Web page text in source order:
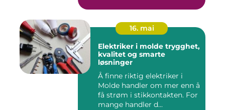
16. mai
Elektriker i molde trygghet,
kvalitet og smarte
løsninger
Å finne riktig elektriker i
Molde handler om mer enn å
få strøm i stikkontakten. For
mange handler d...